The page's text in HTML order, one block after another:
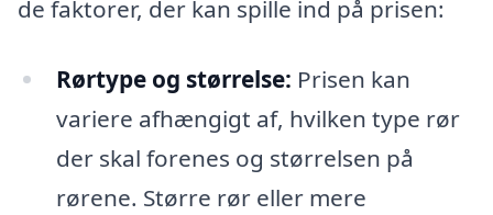
de faktorer, der kan spille ind på prisen:
Rørtype og størrelse: Prisen kan
variere afhængigt af, hvilken type rør
der skal forenes og størrelsen på
rørene. Større rør eller mere